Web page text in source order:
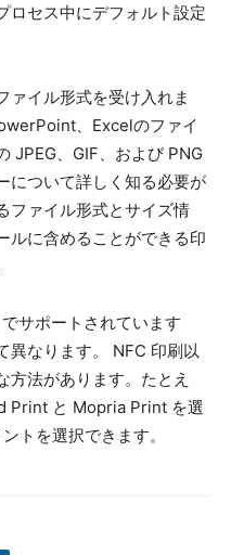
ロセス中にデフォルト設定
ァイル形式を受け入れま
、Excelのファイ
JPEG、GIF、および PNG
について詳しく知る必要が
ファイル形式とサイズ情
ルに含めることができる印
サポートされています
異なります。 NFC 印刷以
方法があります。たとえ
Print と Mopria Print を選
トを選択できます。